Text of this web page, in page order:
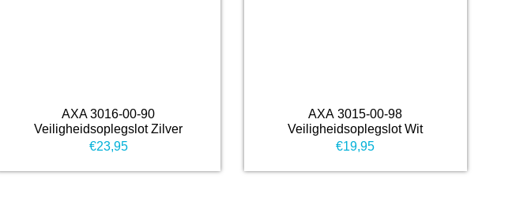
AXA 3016-00-90
Veiligheidsoplegslot Zilver
€23,95
AXA 3015-00-98
Veiligheidsoplegslot Wit
€19,95